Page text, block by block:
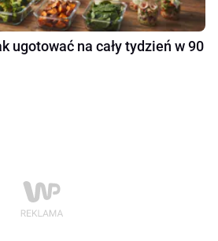
ugotować na cały tydzień w 90